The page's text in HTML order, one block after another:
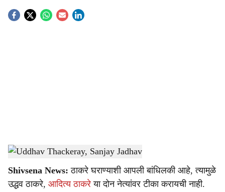
S
a
Uddhav Thackeray, Sanjay Jadhav -Sarkarnama
Shivsena News: ठाकरे घराण्याशी आपली बांधिलकी आहे, त्यामुळे
उद्धव ठाकरे, आदित्य ठाकरे या दोन नेत्यांवर टीका करायची नाही.